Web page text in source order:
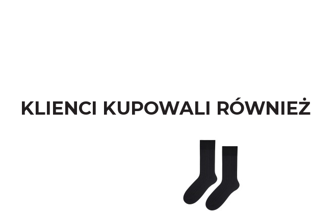
KLIENCI KUPOWALI RÓWNIEŻ